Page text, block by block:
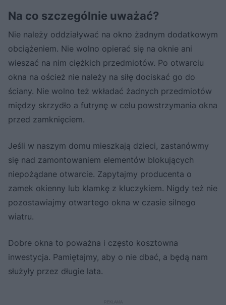
Na co szczególnie uważać?
Nie należy oddziaływać na okno żadnym dodatkowym
obciążeniem. Nie wolno opierać się na oknie ani
wieszać na nim ciężkich przedmiotów. Po otwarciu
okna na oścież nie należy na siłę dociskać go do
ściany. Nie wolno też wkładać żadnych przedmiotów
między skrzydło a futrynę w celu powstrzymania okna
przed zamknięciem.
Jeśli w naszym domu mieszkają dzieci, zastanówmy
się nad zamontowaniem elementów blokujących
niepożądane otwarcie. Zapytajmy producenta o
zamek okienny lub klamkę z kluczykiem. Nigdy też nie
pozostawiajmy otwartego okna w czasie silnego
wiatru.
Dobre okna to poważna i często kosztowna
inwestycja. Pamiętajmy, aby o nie dbać, a będą nam
służyły przez długie lata.